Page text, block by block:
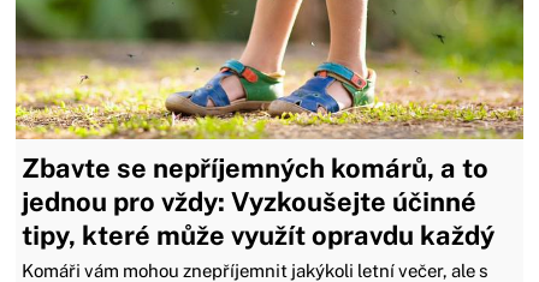
Zbavte se nepříjemných komárů, a to
jednou pro vždy: Vyzkoušejte účinné
tipy, které může využít opravdu každý
Komáři vám mohou znepříjemnit jakýkoli letní večer, ale s